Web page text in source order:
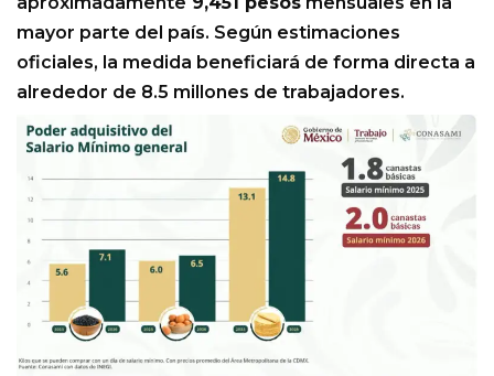
mayor parte del país. Según estimaciones
oficiales, la medida beneficiará de forma directa a
alrededor de 8.5 millones de trabajadores.